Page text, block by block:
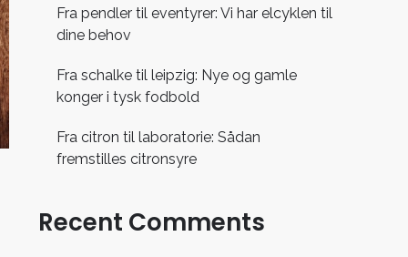
Fra pendler til eventyrer: Vi har elcyklen til
dine behov
Fra schalke til leipzig: Nye og gamle
konger i tysk fodbold
Fra citron til laboratorie: Sådan
fremstilles citronsyre
Recent Comments